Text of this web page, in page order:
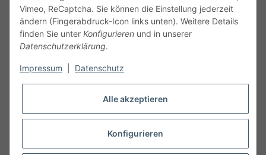
Phone:+49 40 5287270
Fax:+49 40 5281050
Email:sales@tow-automotive.de
Vimeo, ReCaptcha. Sie können die Einstellung jederzeit
ändern (Fingerabdruck-Icon links unten). Weitere Details
finden Sie unter Konfigurieren und in unserer
Datenschutzerklärung.
Impressum Datenschutz
Alle akzeptieren
Konfigurieren